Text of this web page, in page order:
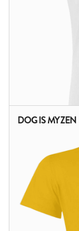
ALTRI PRODOTTI:
DOG IS MY ZEN